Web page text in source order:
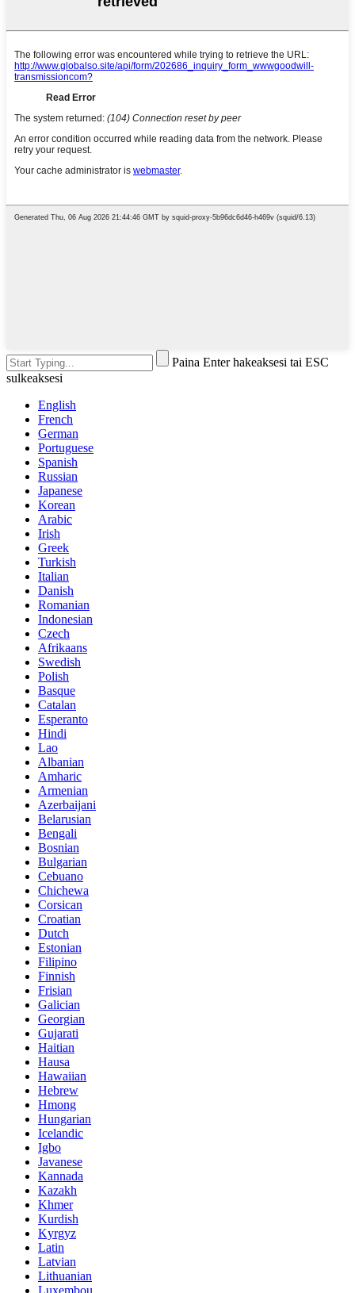
Paina Enter hakeaksesi tai ESC
sulkeaksesi
English
French
German
Portuguese
Spanish
Russian
Japanese
Korean
Arabic
Irish
Greek
Turkish
Italian
Danish
Romanian
Indonesian
Czech
Afrikaans
Swedish
Polish
Basque
Catalan
Esperanto
Hindi
Lao
Albanian
Amharic
Armenian
Azerbaijani
Belarusian
Bengali
Bosnian
Bulgarian
Cebuano
Chichewa
Corsican
Croatian
Dutch
Estonian
Filipino
Finnish
Frisian
Galician
Georgian
Gujarati
Haitian
Hausa
Hawaiian
Hebrew
Hmong
Hungarian
Icelandic
Igbo
Javanese
Kannada
Kazakh
Khmer
Kurdish
Kyrgyz
Latin
Latvian
Lithuanian